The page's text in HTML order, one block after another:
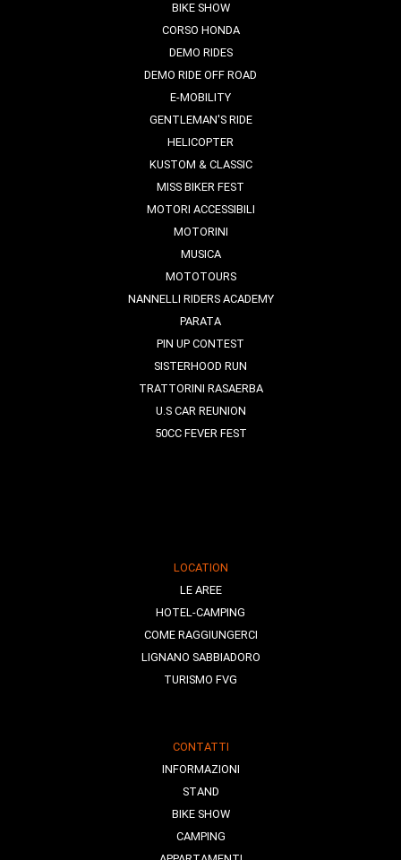
BIKE SHOW
CORSO HONDA
DEMO RIDES
DEMO RIDE OFF ROAD
E-MOBILITY
GENTLEMAN'S RIDE
HELICOPTER
KUSTOM & CLASSIC
MISS BIKER FEST
MOTORI ACCESSIBILI
MOTORINI
MUSICA
MOTOTOURS
NANNELLI RIDERS ACADEMY
PARATA
PIN UP CONTEST
SISTERHOOD RUN
TRATTORINI RASAERBA
U.S CAR REUNION
50CC FEVER FEST
LOCATION
LE AREE
HOTEL-CAMPING
COME RAGGIUNGERCI
LIGNANO SABBIADORO
TURISMO FVG
CONTATTI
INFORMAZIONI
STAND
BIKE SHOW
CAMPING